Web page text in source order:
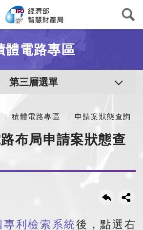
體電路專區
第三層選單
積體電路專區 申請案狀態查詢
布局申請案狀態查
專利檢索系統後，點選右